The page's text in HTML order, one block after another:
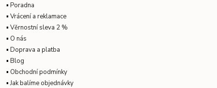
▪Poradna
▪Vrácení a reklamace
▪Věrnostní sleva 2 %
▪ O nás
▪Doprava a platba
▪Blog
▪ Obchodní podmínky
▪Jak balíme objednávky